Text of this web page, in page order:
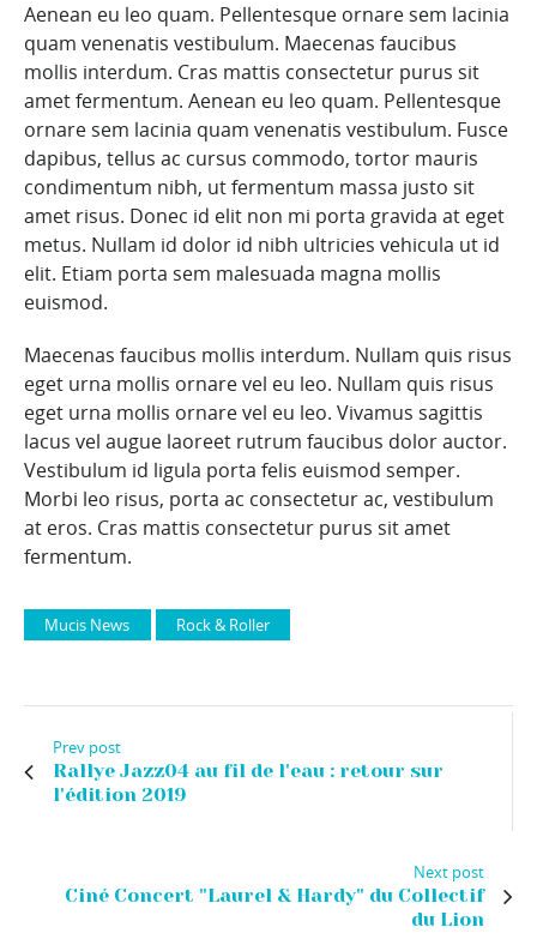
Aenean eu leo quam. Pellentesque ornare sem lacinia
quam venenatis vestibulum. Maecenas faucibus
mollis interdum. Cras mattis consectetur purus sit
amet fermentum. Aenean eu leo quam. Pellentesque
ornare sem lacinia quam venenatis vestibulum. Fusce
dapibus, tellus ac cursus commodo, tortor mauris
condimentum nibh, ut fermentum massa justo sit
amet risus. Donec id elit non mi porta gravida at eget
metus. Nullam id dolor id nibh ultricies vehicula ut id
elit. Etiam porta sem malesuada magna mollis
euismod.
Maecenas faucibus mollis interdum. Nullam quis risus
eget urna mollis ornare vel eu leo. Nullam quis risus
eget urna mollis ornare vel eu leo. Vivamus sagittis
lacus vel augue laoreet rutrum faucibus dolor auctor.
Vestibulum id ligula porta felis euismod semper.
Morbi leo risus, porta ac consectetur ac, vestibulum
at eros. Cras mattis consectetur purus sit amet
fermentum.
Mucis News Rock & Roller
Prev post
Rallye Jazz04 au fil de l'eau : retour sur
l'édition 2019
Next post
Ciné Concert "Laurel & Hardy" du Collectif
du Lion